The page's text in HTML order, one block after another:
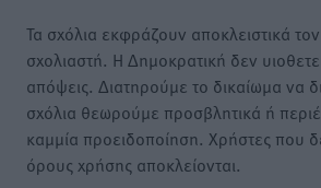
Τα σχόλια εκφράζουν αποκλειστικά
σχολιαστή. Η Δημοκρατική δεν
απόψεις. Διατηρούμε το δικαίωμα να
σχόλια θεωρούμε προσβλητικά ή
καμμία προειδοποίηση. Χρήστες που
όρους χρήσης αποκλείονται.